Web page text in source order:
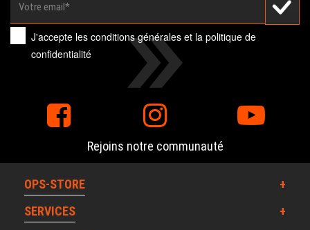
J'accepte lesconditions générales et lapolitique de
confidentialité
Rejoins notre communauté
OPS-STORE
SERVICES